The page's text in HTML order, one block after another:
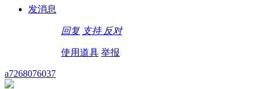
发消息
回复 支持 反对
使用道具 举报
a7268076037